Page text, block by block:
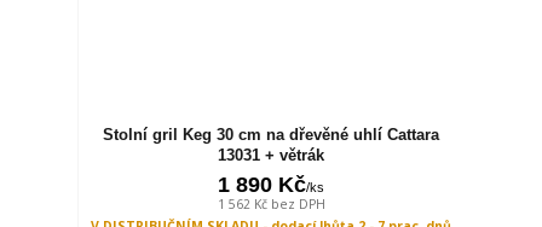
Stolní gril Keg 30 cm na dřevěné uhlí Cattara
13031 + větrák
1 890 Kč/ks
1 562 Kč bez DPH